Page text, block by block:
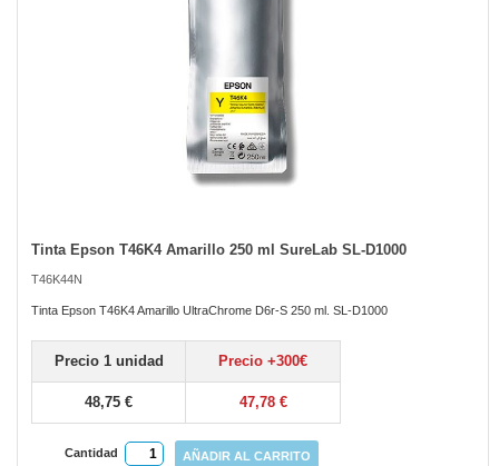
Tinta Epson T46K4 Amarillo 250 ml SureLab SL-D1000
T46K44N
Tinta Epson T46K4 Amarillo UltraChrome D6r-S 250 ml. SL-D1000
Precio 1 unidad Precio +300€
48,75 € 47,78 €
Cantidad AÑADIR AL CARRITO
Skip
the
beginning
the
images
gallery